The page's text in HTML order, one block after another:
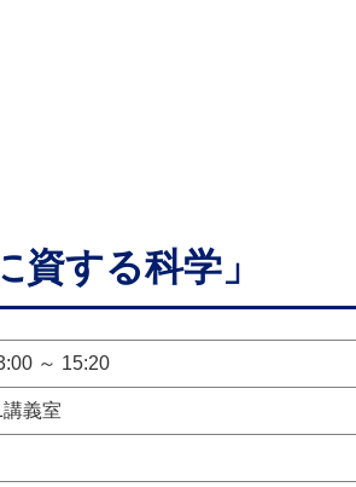
する科学」
～ 15:20
義室